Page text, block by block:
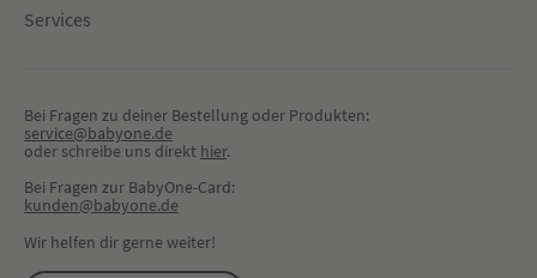
Services
Bei Fragen zu deiner Bestellung oder Produkten:
service@babyone.de
oder schreibe uns direkt hier.
Bei Fragen zur BabyOne-Card:
kunden@babyone.de
Wir helfen dir gerne weiter!